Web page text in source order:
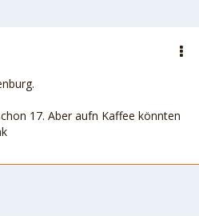
17. Aber aufn Kaffee könnten